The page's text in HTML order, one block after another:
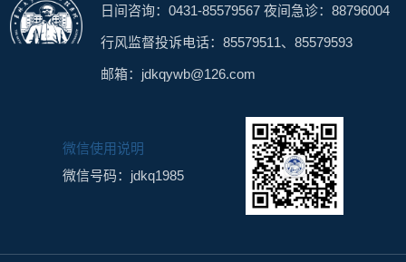
日间咨询：0431-85579567 夜间急诊：88796004
行风监督投诉电话：85579511、85579593
邮箱：jdkqywb@126.com
微信使用说明
微信号码：jdkq1985